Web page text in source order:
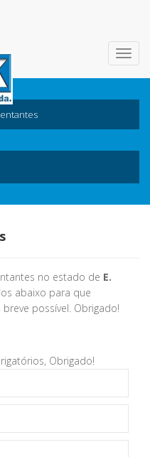
no estado de E.
abaixo para que
possível. Obrigado!
Obrigado!